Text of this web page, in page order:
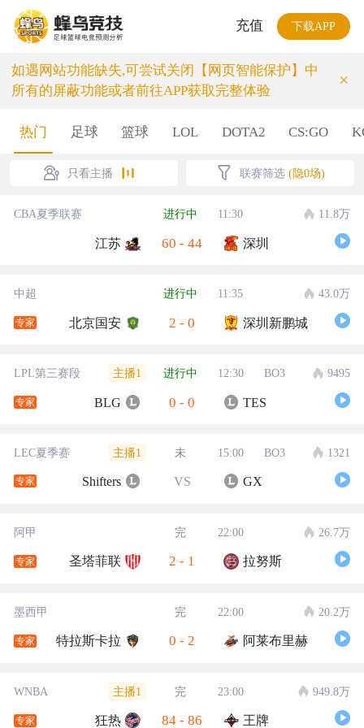
充值 下载APP
如遇网站功能缺失,可尝试关闭【网页智能保护】中
所有的屏蔽功能或者前往APP获取完整体验
×
热门 足球 篮球 LOL DOTA2 CS:GO
只看主播 联赛筛选 (隐0场)
CBA夏季联赛 进行中 11:30 11.8万
江苏 60 - 44 深圳
中超 进行中 11:35 43.0万
专家 北京国安 2 - 0 深圳新鹏城
LPL第三赛段 主播1 进行中 12:30 BO3 9495
专家 BLG 0 - 0 TES
LEC夏季赛 主播1 未 15:00 BO3 1321
专家 Shifters VS GX
阿甲 完 22:00 26.7万
专家 圣塔菲联 2 - 1 拉努斯
墨西甲 完 22:00 20.2万
专家 特拉斯卡拉 0 - 2 阿莱布里赫
WNBA 主播1 完 23:00 949.8万
专家 狂热 84 - 86 王牌